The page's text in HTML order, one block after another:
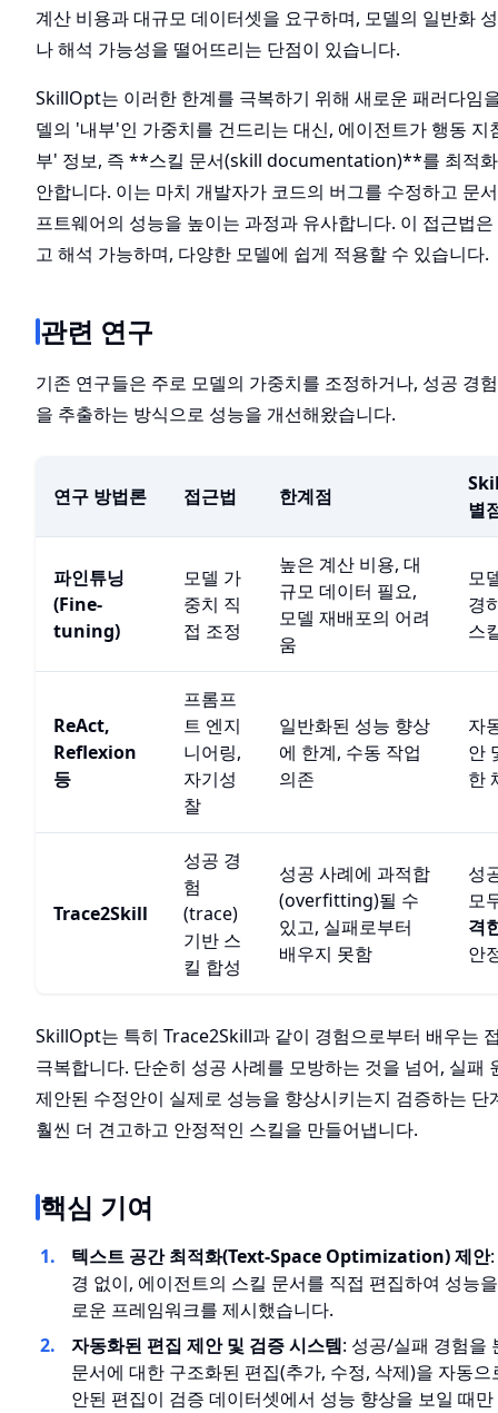
계산 비용과 대규모 데이터셋을 요구하며, 모델의 일반화
나 해석 가능성을 떨어뜨리는 단점이 있습니다.
SkillOpt는 이러한 한계를 극복하기 위해 새로운 패러다임
델의 '내부'인 가중치를 건드리는 대신, 에이전트가 행동 지
부' 정보, 즉 **스킬 문서(skill documentation)**를 최적
안합니다. 이는 마치 개발자가 코드의 버그를 수정하고 문
프트웨어의 성능을 높이는 과정과 유사합니다. 이 접근법
고 해석 가능하며, 다양한 모델에 쉽게 적용할 수 있습니다.
관련 연구
기존 연구들은 주로 모델의 가중치를 조정하거나, 성공 경
을 추출하는 방식으로 성능을 개선해왔습니다.
연구 방법론 접근법 한계점
별
파인튜닝
(Fine-
tuning)
모델 가
중치 직
접 조정
높은 계산 비용, 대
규모 데이터 필요,
모델 재배포의 어려
움
모
경
스
ReAct,
Reflexion
등
프롬프
트 엔지
니어링,
자기성
찰
일반화된 성능 향상
에 한계, 수동 작업
의존
자
안
한
Trace2Skill
성공 경
험
(trace)
기반 스
킬 합성
성공 사례에 과적합
(overfitting)될 수
있고, 실패로부터
배우지 못함
성
모
격
안
SkillOpt는 특히 Trace2Skill과 같이 경험으로부터 배우는
극복합니다. 단순히 성공 사례를 모방하는 것을 넘어, 실패
제안된 수정안이 실제로 성능을 향상시키는지 검증하는 단
훨씬 더 견고하고 안정적인 스킬을 만들어냅니다.
핵심 기여
텍스트 공간 최적화(Text-Space Optimization) 제안
경 없이, 에이전트의 스킬 문서를 직접 편집하여 성능
로운 프레임워크를 제시했습니다.
자동화된 편집 제안 및 검증 시스템: 성공/실패 경험을
문서에 대한 구조화된 편집(추가, 수정, 삭제)을 자동
안된 편집이 검증 데이터셋에서 성능 향상을 보일 때